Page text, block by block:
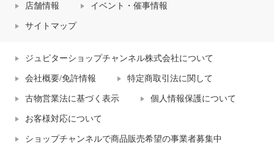
店舗情報 イベント・催事情報
サイトマップ
ジュピターショップチャンネル株式会社について
会社概要/免許情報 特定商取引法に関して
古物営業法に基づく表示 個人情報保護について
お客様対応について
ショップチャンネルで商品販売希望の事業者募集中